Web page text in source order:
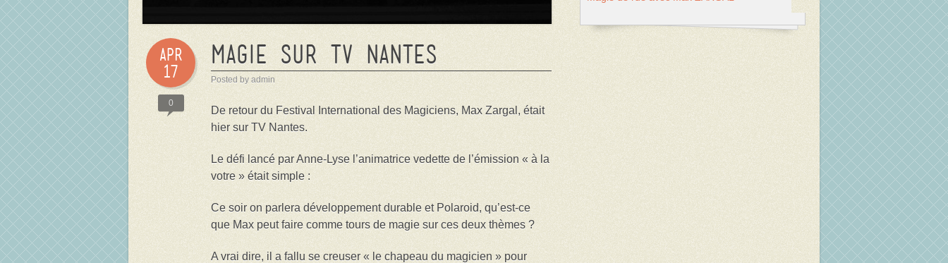
Apr
17
0
Magie sur TV Nantes
Posted by admin
De retour du Festival International des Magiciens, Max Zargal, était
hier sur TV Nantes.
Le défi lancé par Anne-Lyse l’animatrice vedette de l’émission « à la
votre » était simple :
Ce soir on parlera développement durable et Polaroid, qu’est-ce
que Max peut faire comme tours de magie sur ces deux thèmes ?
A vrai dire, il a fallu se creuser « le chapeau du magicien » pour